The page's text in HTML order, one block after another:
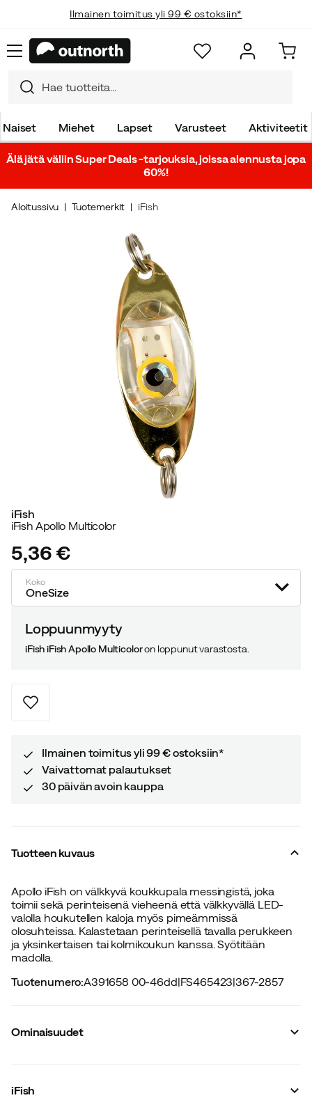
Ilmainen toimitus yli 99 € ostoksiin*
Naiset Miehet Lapset Varusteet Aktiviteetit
Älä jätä väliin Super Deals -tarjouksia, joissa alennusta jopa
60%!
Aloitussivu Tuotemerkit iFish
iFish
iFish Apollo Multicolor
price
5,36 €
Koko
OneSize
Loppuunmyyty
iFish iFish Apollo Multicoloron loppunut varastosta.
Ilmainen toimitus yli 99 € ostoksiin*
Vaivattomat palautukset
30 päivän avoin kauppa
Tuotteen kuvaus
Apollo iFish on välkkyvä koukkupala messingistä, joka
toimii sekä perinteisenä vieheenä että välkkyvällä LED-
valolla houkutellen kaloja myös pimeämmissä
olosuhteissa. Kalastetaan perinteisellä tavalla perukkeen
ja yksinkertaisen tai kolmikoukun kanssa. Syötitään
madolla.
Tuotenumero:A391658 00-46dd|FS465423|367-2857
Ominaisuudet
Valmistusmaa
iFish